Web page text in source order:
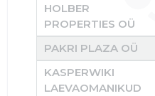
HOLBER
PROPERTIES OÜ
PAKRI PLAZA OÜ
KASPERWIKI
LAEVAOMANIKUD